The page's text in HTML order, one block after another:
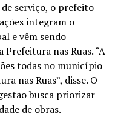
serviço, o prefeito
integram o
e vêm sendo
nas Ruas. “A
todas no município
nas Ruas”, disse. O
busca priorizar
de obras.